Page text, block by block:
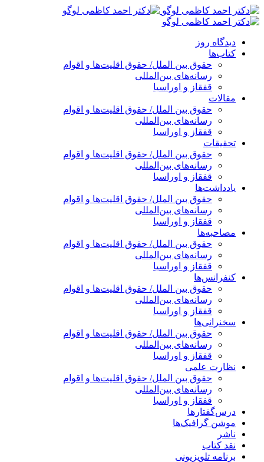
پرش
به
دیدگاه روز
کتاب‌ها
حقوق بین الملل/ حقوق اقلیت‌ها و اقوام
رسانه‌های بین‌المللی
قفقاز و اوراسیا
مقالات
حقوق بین الملل/ حقوق اقلیت‌ها و اقوام
رسانه‌های بین‌المللی
قفقاز و اوراسیا
تحقیقات
حقوق بین الملل/ حقوق اقلیت‌ها و اقوام
رسانه‌های بین‌المللی
قفقاز و اوراسیا
یادداشت‌ها
حقوق بین الملل/ حقوق اقلیت‌ها و اقوام
رسانه‌های بین‌المللی
قفقاز و اوراسیا
مصاحبه‌ها
حقوق بین الملل/ حقوق اقلیت‌ها و اقوام
رسانه‌های بین‌المللی
قفقاز و اوراسیا
کنفرانس‌ها
حقوق بین الملل/ حقوق اقلیت‌ها و اقوام
رسانه‌های بین‌المللی
قفقاز و اوراسیا
سخنرانی‌ها
حقوق بین الملل/ حقوق اقلیت‌ها و اقوام
رسانه‌های بین‌المللی
قفقاز و اوراسیا
نظارت علمی
حقوق بین الملل/ حقوق اقلیت‌ها و اقوام
رسانه‌های بین‌المللی
قفقاز و اوراسیا
درس‌گفتارها
موشن گرافیک‌ها
ناشر
نقد کتاب
برنامه‌ تلویزیونی